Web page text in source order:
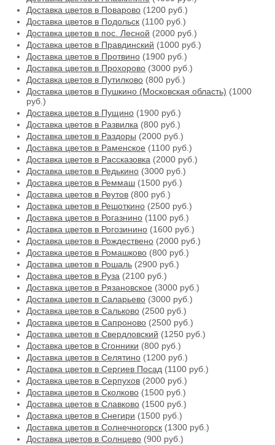
Доставка цветов в Поварово (1200 руб.)
Доставка цветов в Подольск (1100 руб.)
Доставка цветов в пос. Лесной (2000 руб.)
Доставка цветов в Правдинский (1000 руб.)
Доставка цветов в Протвино (1900 руб.)
Доставка цветов в Прохорово (3000 руб.)
Доставка цветов в Путилково (800 руб.)
Доставка цветов в Пушкино (Московская область) (1000
руб.)
Доставка цветов в Пущино (1900 руб.)
Доставка цветов в Развилка (800 руб.)
Доставка цветов в Раздоры (2000 руб.)
Доставка цветов в Раменское (1100 руб.)
Доставка цветов в Рассказовка (2000 руб.)
Доставка цветов в Редькино (3000 руб.)
Доставка цветов в Реммаш (1500 руб.)
Доставка цветов в Реутов (800 руб.)
Доставка цветов в Решоткино (2500 руб.)
Доставка цветов в Рогазнино (1100 руб.)
Доставка цветов в Рогозинино (1600 руб.)
Доставка цветов в Рождествено (2000 руб.)
Доставка цветов в Ромашково (800 руб.)
Доставка цветов в Рошаль (2900 руб.)
Доставка цветов в Руза (2100 руб.)
Доставка цветов в Рязановское (3000 руб.)
Доставка цветов в Саларьево (3000 руб.)
Доставка цветов в Сальково (2500 руб.)
Доставка цветов в Сапроново (2500 руб.)
Доставка цветов в Свердловский (1250 руб.)
Доставка цветов в Сгонники (800 руб.)
Доставка цветов в Селятино (1200 руб.)
Доставка цветов в Сергиев Посад (1100 руб.)
Доставка цветов в Серпухов (2000 руб.)
Доставка цветов в Сколково (1500 руб.)
Доставка цветов в Славково (1500 руб.)
Доставка цветов в Снегири (1500 руб.)
Доставка цветов в Солнечногорск (1300 руб.)
Доставка цветов в Солнцево (900 руб.)